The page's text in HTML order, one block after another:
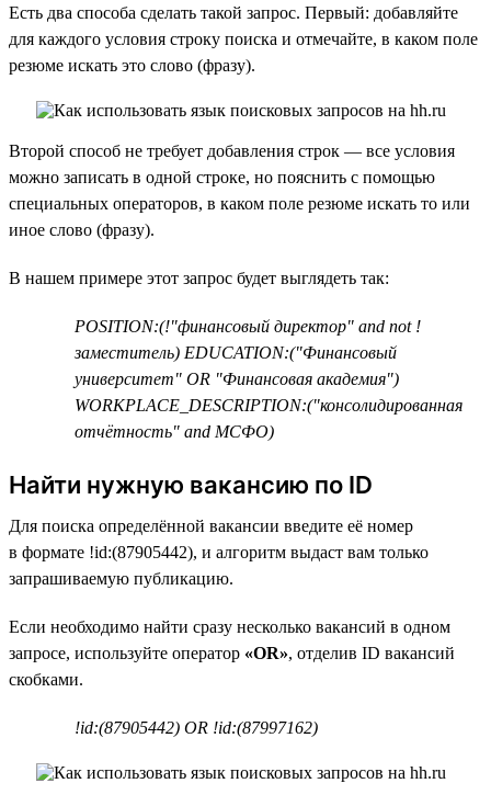
Есть два способа сделать такой запрос. Первый: добавляйте
для каждого условия строку поиска и отмечайте, в каком поле
резюме искать это слово (фразу).
Второй способ не требует добавления строк — все условия
можно записать в одной строке, но пояснить с помощью
специальных операторов, в каком поле резюме искать то или
иное слово (фразу).
В нашем примере этот запрос будет выглядеть так:
POSITION:(!"финансовый директор" and not !
заместитель) EDUCATION:("Финансовый
университет" OR "Финансовая академия")
WORKPLACE_DESCRIPTION:("консолидированная
отчётность" and МСФО)
Найти нужную вакансию по ID
Для поиска определённой вакансии введите её номер
в формате !id:(87905442), и алгоритм выдаст вам только
запрашиваемую публикацию.
Если необходимо найти сразу несколько вакансий в одном
запросе, используйте оператор «OR», отделив ID вакансий
скобками.
!id:(87905442) OR !id:(87997162)